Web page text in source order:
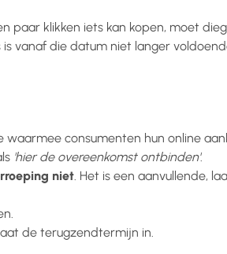
paar klikken iets kan kopen, moet
vanaf die datum niet langer
consumenten hun online
'hier de overeenkomst ontbinden'.
niet. Het is een aanvullende,
de terugzendtermijn in.